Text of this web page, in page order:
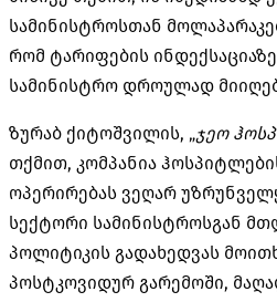
სამინისტროსთან
რომ ტარიფების
სამინისტრო დროულად
ზურაბ ქიტოშვილის, „ჯეო
თქმით, კომპანია
ოპერირებას ვეღარ
სექტორი სამინისტროსგან
პოლიტიკის გადახედვას
პოსტკოვიდურ გარემოში,